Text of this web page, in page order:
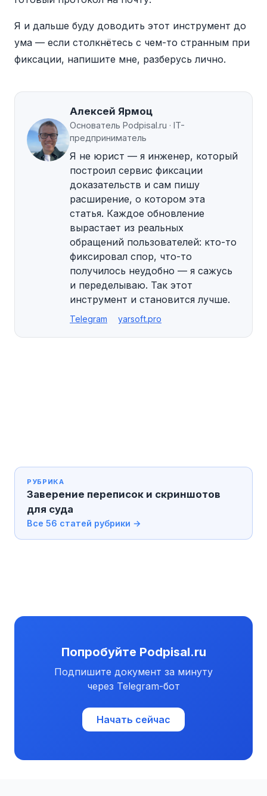
Я и дальше буду доводить этот инструмент до
ума — если столкнётесь с чем-то странным при
фиксации, напишите мне, разберусь лично.
Алексей Ярмоц
Основатель Podpisal.ru · IT-
предприниматель
Я не юрист — я инженер, который
построил сервис фиксации
доказательств и сам пишу
расширение, о котором эта
статья. Каждое обновление
вырастает из реальных
обращений пользователей: кто-то
фиксировал спор, что-то
получилось неудобно — я сажусь
и переделываю. Так этот
инструмент и становится лучше.
Telegram yarsoft.pro
РУБРИКА
Заверение переписок и скриншотов
для суда
Все 56 статей рубрики →
Попробуйте Podpisal.ru
Подпишите документ за минуту
через Telegram-бот
Начать сейчас